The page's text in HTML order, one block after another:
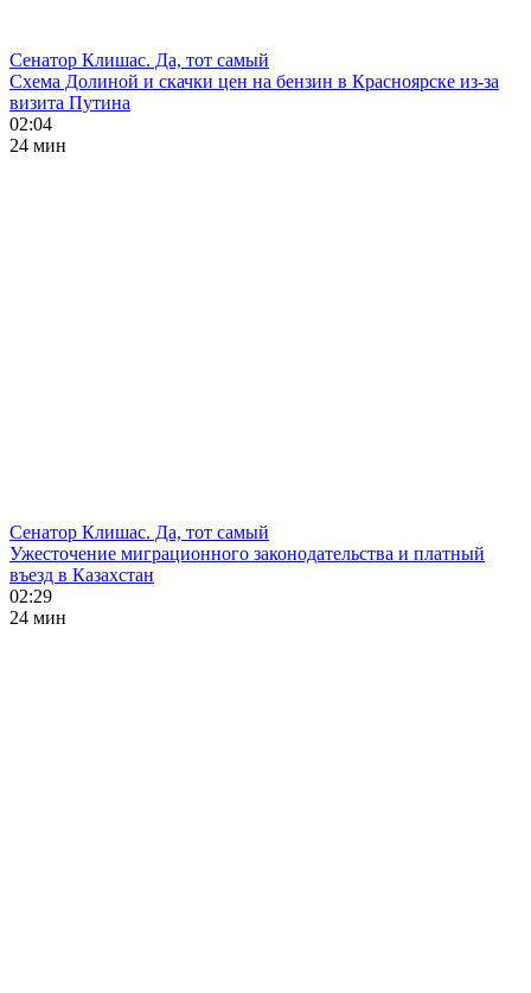
Сенатор Клишас. Да, тот самый
Схема Долиной и скачки цен на бензин в Красноярске из-за
визита Путина
02:04
24 мин
Сенатор Клишас. Да, тот самый
Ужесточение миграционного законодательства и платный
въезд в Казахстан
02:29
24 мин